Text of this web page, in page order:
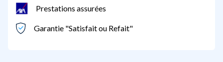
Prestations assurées
Garantie "Satisfait ou Refait"